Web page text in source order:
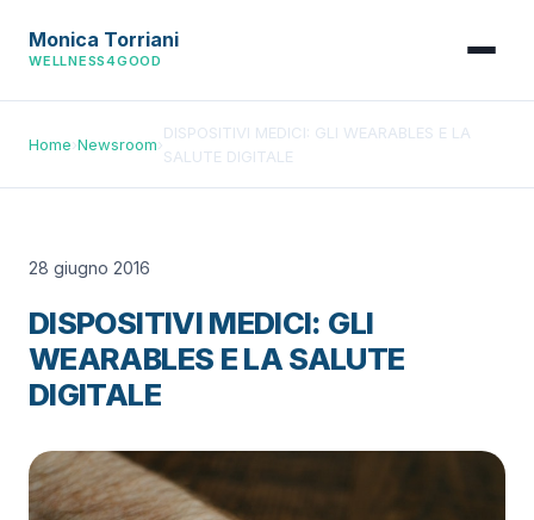
Monica Torriani
WELLNESS4GOOD
Home›Newsroom›
DISPOSITIVI MEDICI: GLI WEARABLES E LA
SALUTE DIGITALE
28 giugno 2016
DISPOSITIVI MEDICI: GLI
WEARABLES E LA SALUTE
DIGITALE